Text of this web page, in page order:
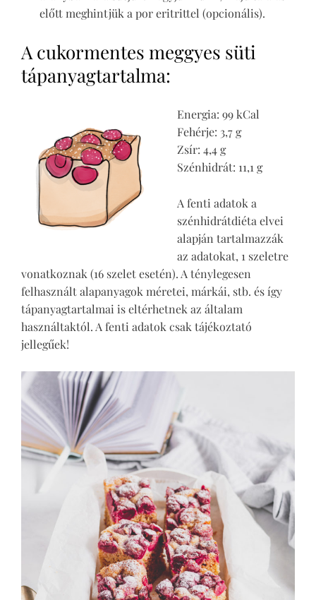
előtt meghintjük a por eritrittel (opcionális).
A cukormentes meggyes süti
tápanyagtartalma:
Energia: 99 kCal
Fehérje: 3,7 g
Zsír: 4,4 g
Szénhidrát: 11,1 g
A fenti adatok a
szénhidrátdiéta elvei
alapján tartalmazzák
az adatokat, 1 szeletre
vonatkoznak (16 szelet esetén). A ténylegesen
felhasznált alapanyagok méretei, márkái, stb. és így
tápanyagtartalmai is eltérhetnek az általam
használtaktól. A fenti adatok csak tájékoztató
jellegűek!